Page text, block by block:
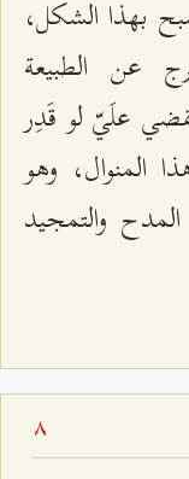
بهذا الشكل،
عن الطبيعة
علَيّ لو قَدِر
وهو
والتمجيد
8